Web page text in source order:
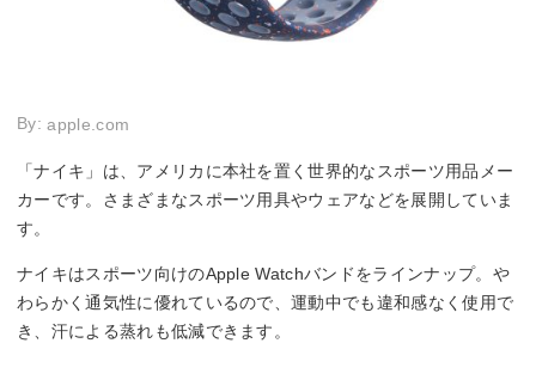
By:apple.com
「ナイキ」は、アメリカに本社を置く世界的なスポーツ用品メー
カーです。さまざまなスポーツ用具やウェアなどを展開していま
す。
ナイキはスポーツ向けのApple Watchバンドをラインナップ。や
わらかく通気性に優れているので、運動中でも違和感なく使用で
き、汗による蒸れも低減できます。